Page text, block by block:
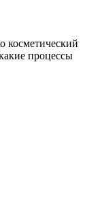
косметический
процессы